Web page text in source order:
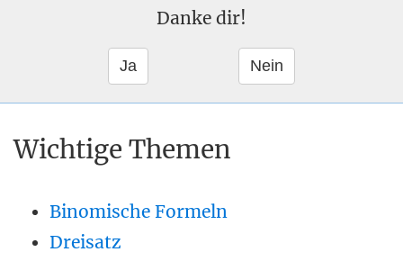
Danke dir!
Wichtige Themen
Binomische Formeln
Dreisatz